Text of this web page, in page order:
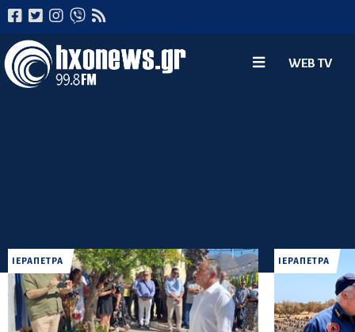
WEB TV
ΙΕΡΑΠΕΤΡΑ ΙΕΡΑΠΕΤΡΑ